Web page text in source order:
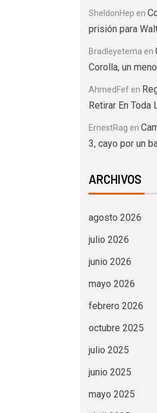
SheldonHep en
prisión para
Bradleyetema en
Corolla, un
AhmedFefen
Retirar En Toda
ErnestRag en
3, cayo por un
ARCHIVOS
agosto 2026
julio 2026
junio 2026
mayo 2026
febrero 2026
octubre 2025
julio 2025
junio 2025
mayo 2025